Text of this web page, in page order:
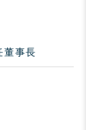
董事長